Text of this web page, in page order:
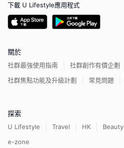
下載 U Lifestyle應用程式
關於
社群最強使用指南
社群創作有價企劃
社群焦點功能及升級計劃
常見問題
探索
U Lifestyle Travel HK Beauty
e-zone